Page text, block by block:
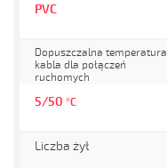
PVC
Dopuszczalna temperatura
kabla dla połączeń
ruchomych
5/50 °C
Liczba żył